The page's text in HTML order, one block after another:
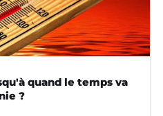
quand le temps va
?